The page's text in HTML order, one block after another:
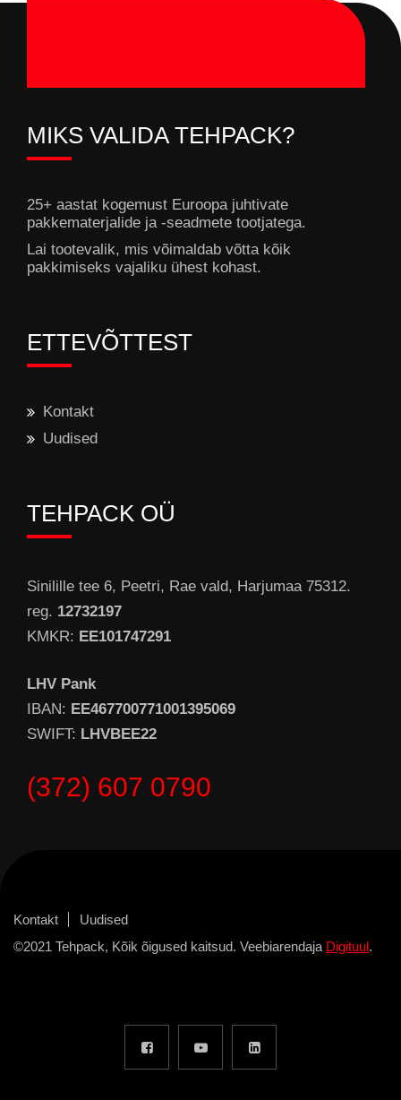
MIKS VALIDA TEHPACK?
25+ aastat kogemust Euroopa juhtivate
pakkematerjalide ja -seadmete tootjatega.
Lai tootevalik, mis võimaldab võtta kõik
pakkimiseks vajaliku ühest kohast.
ETTEVÕTTEST
Kontakt
Uudised
TEHPACK OÜ
Sinilille tee 6, Peetri, Rae vald, Harjumaa 75312.
reg. 12732197
KMKR: EE101747291
LHV Pank
IBAN: EE467700771001395069
SWIFT: LHVBEE22
(372) 607 0790
Kontakt
Uudised
©2021 Tehpack, Kõik õigused kaitsud. Veebiarendaja Digituul.